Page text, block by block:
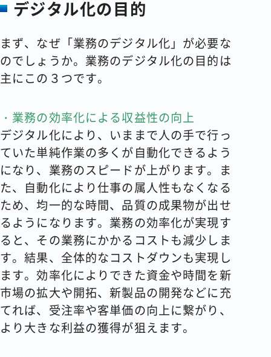
デジタル化の目的
まず、なぜ「業務のデジタル化」が必要な
のでしょうか。業務のデジタル化の目的は
主にこの３つです。
・業務の効率化による収益性の向上
デジタル化により、いままで人の手で行っ
ていた単純作業の多くが自動化できるよう
になり、業務のスピードが上がります。ま
た、自動化により仕事の属人性もなくなる
ため、均一的な時間、品質の成果物が出せ
るようになります。業務の効率化が実現す
ると、その業務にかかるコストも減少しま
す。結果、全体的なコストダウンも実現し
ます。効率化によりできた資金や時間を新
市場の拡大や開拓、新製品の開発などに充
てれば、受注率や客単価の向上に繋がり、
より大きな利益の獲得が狙えます。